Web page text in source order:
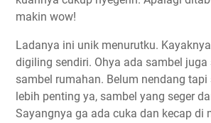
makin wow!
Ladanya ini unik menurutku.
digiling sendiri. Ohya ada sambel
sambel rumahan. Belum nendang tapi
lebih penting ya, sambel yang seger
Sayangnya ga ada cuka dan kecap di